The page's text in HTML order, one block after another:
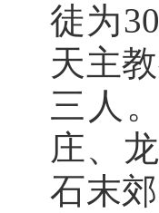
徒为
天主
三人
庄、
石末